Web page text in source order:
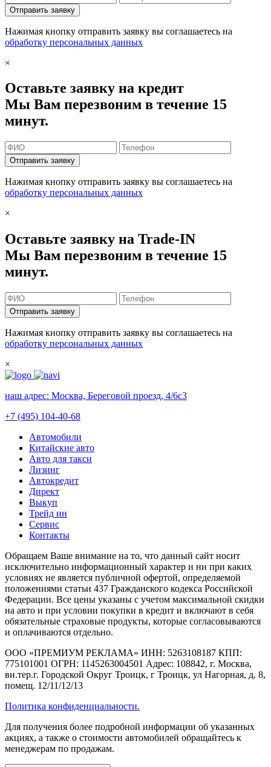
Отправить заявку
Нажимая кнопку отправить заявку вы соглашаетесь на
обработку персональных данных
×
Оставьте заявку на кредит
Мы Вам перезвоним в течение 15
минут.
Отправить заявку
Нажимая кнопку отправить заявку вы соглашаетесь на
обработку персональных данных
×
Оставьте заявку на Trade-IN
Мы Вам перезвоним в течение 15
минут.
Отправить заявку
Нажимая кнопку отправить заявку вы соглашаетесь на
обработку персональных данных
×
наш адрес: Москва, Береговой проезд, 4/6с3
+7 (495) 104-40-68
Автомобили
Китайские авто
Авто для такси
Лизинг
Автокредит
Директ
Выкуп
Трейд ин
Сервис
Контакты
Обращаем Ваше внимание на то, что данный сайт носит
исключительно информационный характер и ни при каких
условиях не является публичной офертой, определяемой
положениями статьи 437 Гражданского кодекса Российской
Федерации. Все цены указаны с учетом максимальной скидки
на авто и при условии покупки в кредит и включают в себя
обязательные страховые продукты, которые согласовываются
и оплачиваются отдельно.
ООО «ПРЕМИУМ РЕКЛАМА» ИНН: 5263108187 КПП:
775101001 ОГРН: 1145263004501 Адрес: 108842, г. Москва,
вн.тер.г. Городской Округ Троицк, г Троицк, ул Нагорная, д. 8,
помещ. 12/11/12/13
Политика конфиденциальности.
Для получения более подробной информации об указанных
акциях, а также о стоимости автомобилей обращайтесь к
менеджерам по продажам.